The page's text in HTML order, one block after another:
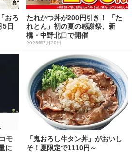
おろ
5日
たれかつ丼が200円引き！ 「た
れとん」初の夏の感謝祭、新
橋・中野北口で開催
2026年7月30日
モ
に
「鬼おろし牛タン丼」がおいし
そ！夏限定で1110円～